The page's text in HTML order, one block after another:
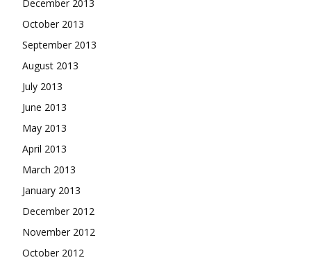
December 2013
October 2013
September 2013
August 2013
July 2013
June 2013
May 2013
April 2013
March 2013
January 2013
December 2012
November 2012
October 2012